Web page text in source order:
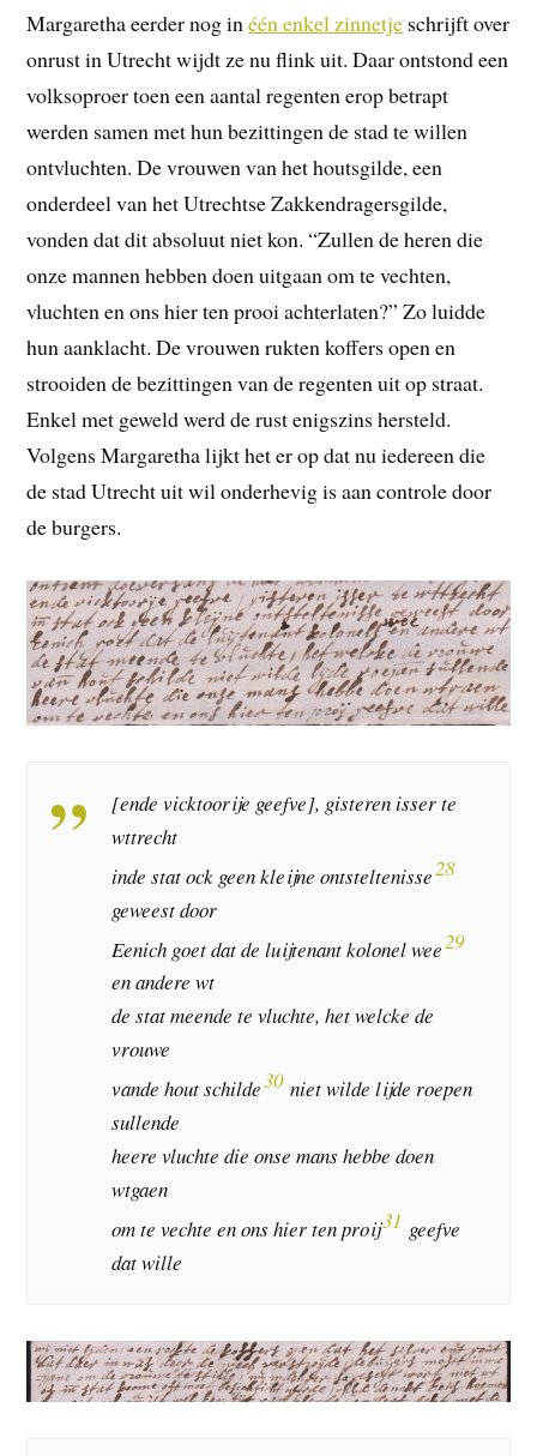
Margaretha eerder nog inéén enkel zinnetje schrijft over
onrust in Utrecht wijdt ze nu flink uit. Daar ontstond een
volksoproer toen een aantal regenten erop betrapt
werden samen met hun bezittingen de stad te willen
ontvluchten. De vrouwen van het houtsgilde, een
onderdeel van het Utrechtse Zakkendragersgilde,
vonden dat dit absoluut niet kon. “Zullen de heren die
onze mannen hebben doen uitgaan om te vechten,
vluchten en ons hier ten prooi achterlaten?” Zo luidde
hun aanklacht. De vrouwen rukten koffers open en
strooiden de bezittingen van de regenten uit op straat.
Enkel met geweld werd de rust enigszins hersteld.
Volgens Margaretha lijkt het er op dat nu iedereen die
de stad Utrecht uit wil onderhevig is aan controle door
de burgers.
[ende vicktoorije geefve], gisteren isser te
wttrecht
inde stat ock geen kleijne ontsteltenisse28
geweest door
Eenich goet dat de luijtenant kolonel wee29
en andere wt
de stat meende te vluchte, het welcke de
vrouwe
vande hout schilde30 niet wilde lijde roepen
sullende
heere vluchte die onse mans hebbe doen
wtgaen
om te vechte en ons hier ten proij31 geefve
dat wille